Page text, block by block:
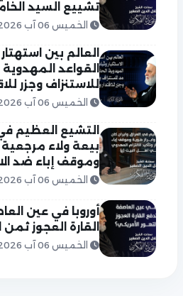
تشييع السيد
الخميس 06 آب 2026
العالم بين
القواعد
للاستنزاف وجزر
الخميس 06 آب 2026
التشيع العظيم
بيعة ولاء مرجعية
وموقف إباء ضد
الخميس 06 آب 2026
أوروبا في عين
القارة العجوز ثمن
الخميس 06 آب 2026